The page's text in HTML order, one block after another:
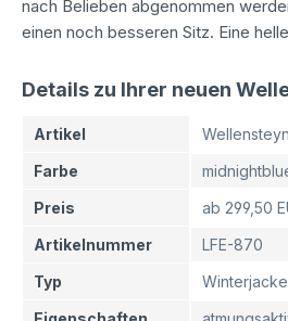
nach Belieben abgenommen
einen noch besseren Sitz. Eine helle
Details zu Ihrer neuen
Artikel
Farbe
Preis
ab 299,50
Artikelnummer
LFE-870
Typ
Winterjacke